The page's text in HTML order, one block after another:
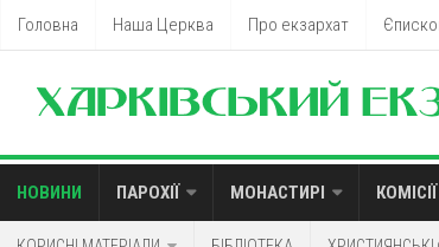
Головна Наша Церква Про екзархат
НОВИНИ ПАРОХІЇ МОНАСТИРІ КОМІСІЇ